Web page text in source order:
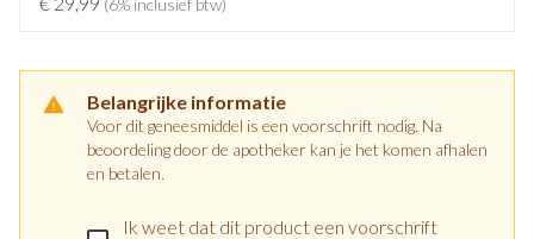
(6% inclusief btw)
Belangrijke informatie
Voor dit geneesmiddel is een voorschrift nodig. Na
beoordeling door de apotheker kan je het komen afhalen
en betalen.
Ik weet dat dit product een voorschrift